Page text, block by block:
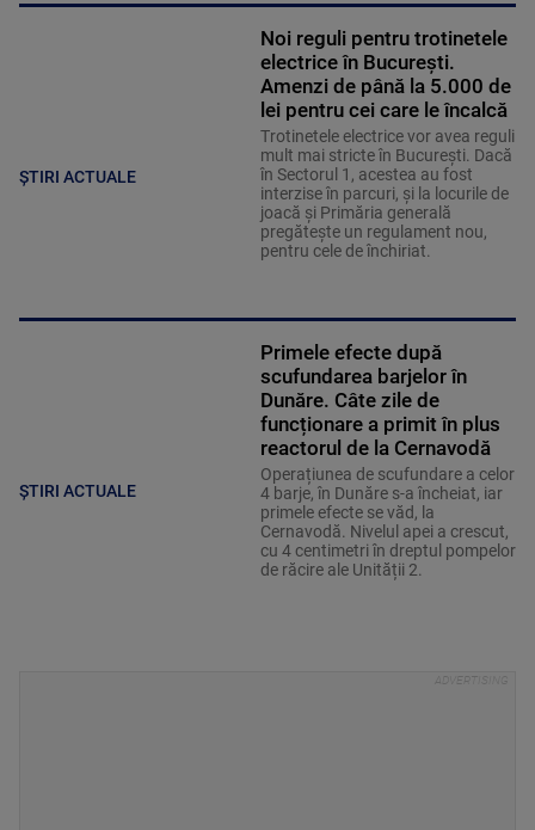
ȘTIRI ACTUALE
Noi reguli pentru trotinetele
electrice în București.
Amenzi de până la 5.000 de
lei pentru cei care le încalcă
Trotinetele electrice vor avea reguli
mult mai stricte în București. Dacă
în Sectorul 1, acestea au fost
interzise în parcuri, și la locurile de
joacă și Primăria generală
pregătește un regulament nou,
pentru cele de închiriat.
ȘTIRI ACTUALE
Primele efecte după
scufundarea barjelor în
Dunăre. Câte zile de
funcționare a primit în plus
reactorul de la Cernavodă
Operațiunea de scufundare a celor
4 barje, în Dunăre s-a încheiat, iar
primele efecte se văd, la
Cernavodă. Nivelul apei a crescut,
cu 4 centimetri în dreptul pompelor
de răcire ale Unității 2.